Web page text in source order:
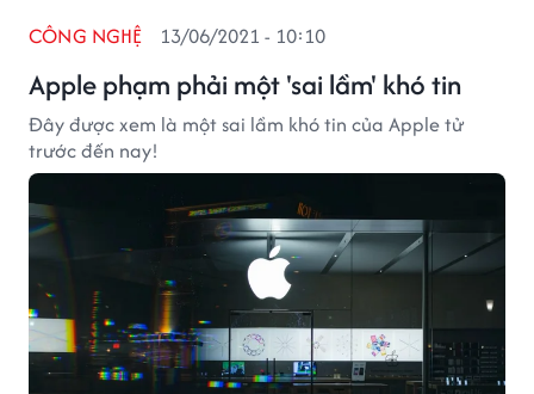
Apple phạm phải một 'sai lầm' khó tin
CÔNG NGHỆ 13/06/2021 - 10:10
Đây được xem là một sai lầm khó tin của Apple tử
trước đến nay!